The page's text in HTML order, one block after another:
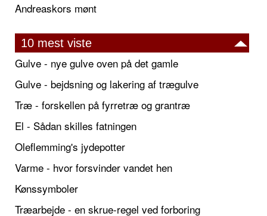
Andreaskors mønt
10 mest viste
Gulve - nye gulve oven på det gamle
Gulve - bejdsning og lakering af trægulve
Træ - forskellen på fyrretræ og grantræ
El - Sådan skilles fatningen
Oleflemming's jydepotter
Varme - hvor forsvinder vandet hen
Kønssymboler
Træarbejde - en skrue-regel ved forboring